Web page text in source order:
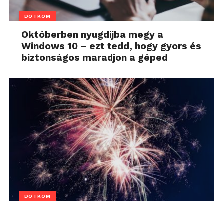
DOTKOM
Októberben nyugdíjba megy a
Windows 10 – ezt tedd, hogy gyors és
biztonságos maradjon a géped
DOTKOM